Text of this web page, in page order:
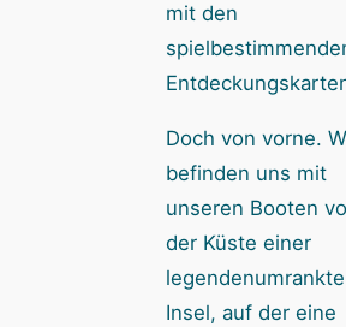
mit den
Doch von vorne.
befinden uns mit
unseren Booten
der Küste einer
Insel, auf der eine